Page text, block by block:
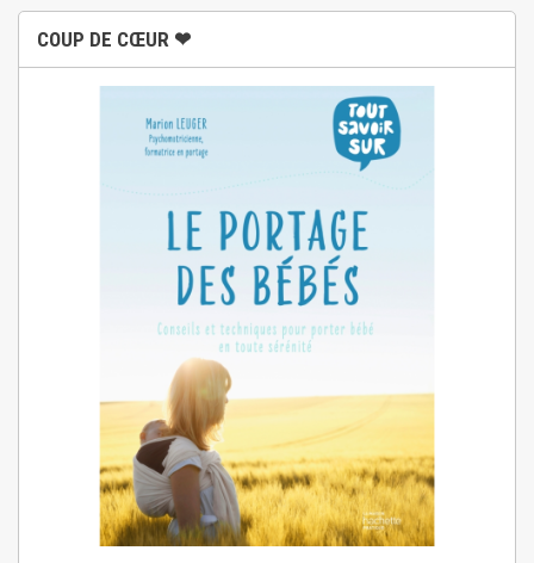
COUP DE CŒUR ❤